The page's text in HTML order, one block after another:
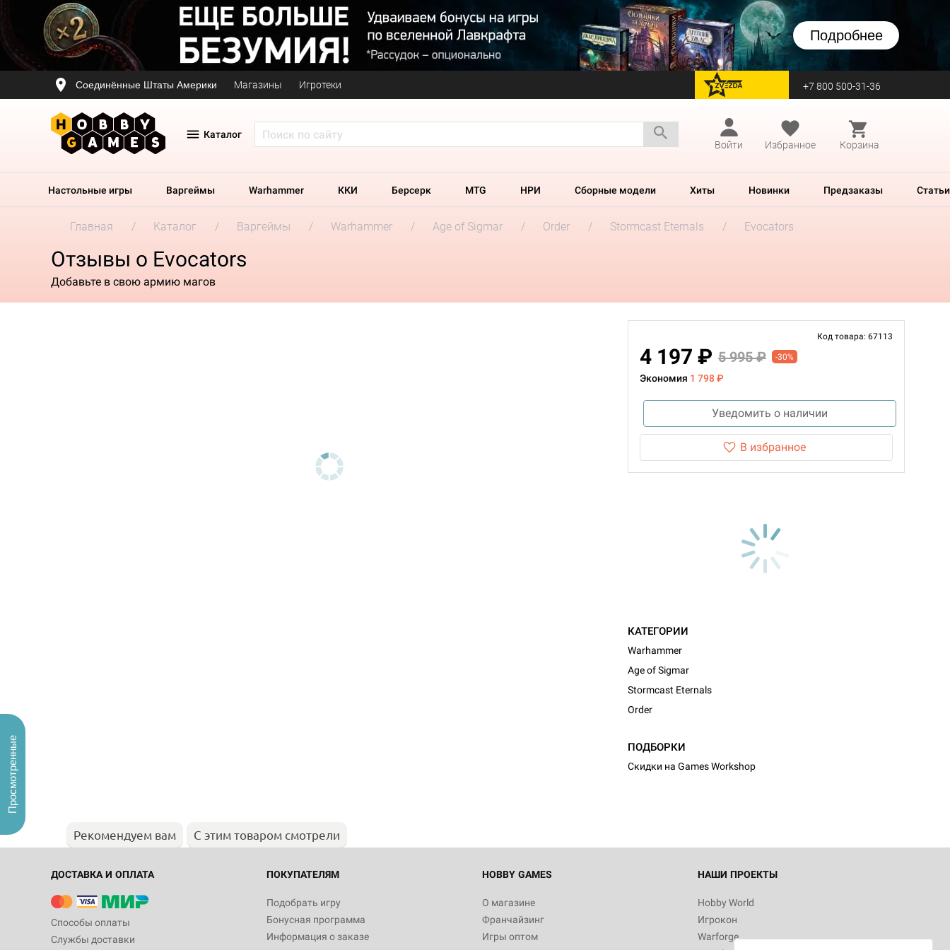
Подробнее
Соединённые Штаты Америки Магазины Игротеки перейти на Zvezda +7 800 500-31-36
Каталог
Войти
Избранное Корзина
Настольные игры Варгеймы Warhammer ККИ Берсерк MTG НРИ Сборные модели Хиты Новинки Предзаказы Статьи
Главная Каталог Варгеймы Warhammer Age of Sigmar Order Stormcast Eternals Evocators
Отзывы о Evocators
Добавьте в свою армию магов
Код товара: 67113
4 197 ₽ 5 995 ₽ -30%
Экономия 1 798 ₽
Уведомить о наличии
В избранное
КАТЕГОРИИ
Warhammer
Age of Sigmar
Stormcast Eternals
Order
ПОДБОРКИ
Скидки на Games Workshop
Рекомендуем вам С этим товаром смотрели
ДОСТАВКА И ОПЛАТА
Способы оплаты
Службы доставки
ПОКУПАТЕЛЯМ
Подобрать игру
Бонусная программа
Информация о заказе
HOBBY GAMES
О магазине
Франчайзинг
Игры оптом
НАШИ ПРОЕКТЫ
Hobby World
Игрокон
Warforge
Просмотренные
Настольная игра Hobby World Журнал
"Мир фантастики. Спецвыпуск: Братья
империи: Боевая тревога
799
Настольная игра Hobby World Сумерки
империи. Четвёртая редакция: Грозовой